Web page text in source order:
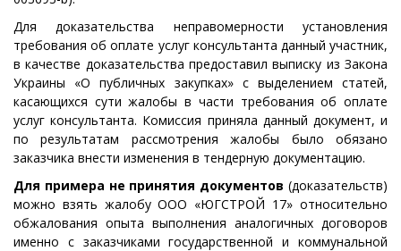
Для доказательства неправомерности установления
требования об оплате услуг консультанта данный участник,
в качестве доказательства предоставил выписку из Закона
Украины «О публичных закупках» с выделением статей,
касающихся сути жалобы в части требования об оплате
услуг консультанта. Комиссия приняла данный документ, и
по результатам рассмотрения жалобы было обязано
заказчика внести изменения в тендерную документацию.
Для примера не принятия документов (доказательств)
можно взять жалобу ООО «ЮГСТРОЙ 17» относительно
обжалования опыта выполнения аналогичных договоров
именно с заказчиками государственной и коммунальной